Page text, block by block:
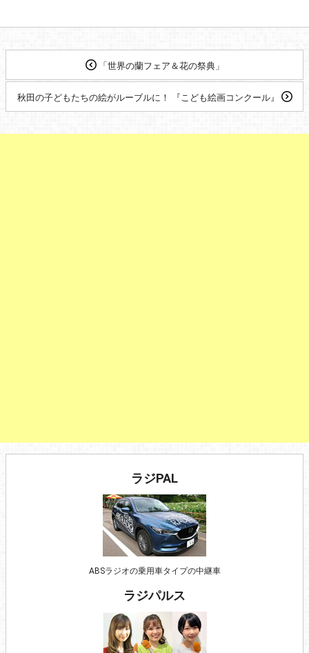
「世界の蘭フェア＆花の祭典」
秋田の子どもたちの絵がルーブルに！ 『こども絵画コンクール』
ラジPAL
ABSラジオの乗用車タイプの中継車
ラジパルス